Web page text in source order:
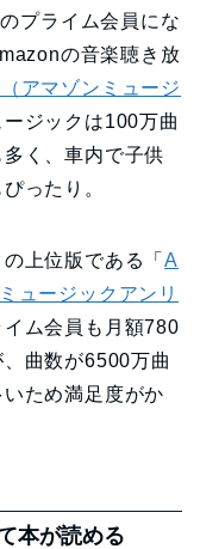
プライム会員にな
の音楽聴き放
アマゾンミュージ
ジックは100万曲
く、車内で子供
ったり。
上位版である「A
ュージックアンリ
イム会員も月額780
曲数が6500万曲
ため満足度がか
本が読める